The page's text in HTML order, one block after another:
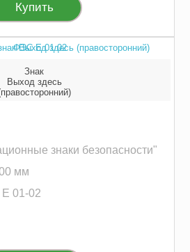
Купить
Знак
Выход здесь
знаки безопасности"
мм
01-02